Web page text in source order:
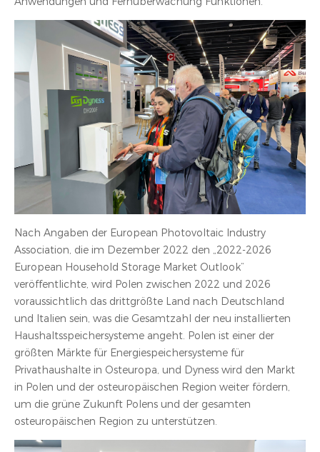
Nach Angaben der European Photovoltaic Industry
Association, die im Dezember 2022 den „2022-2026
European Household Storage Market Outlook“
veröffentlichte, wird Polen zwischen 2022 und 2026
voraussichtlich das drittgrößte Land nach Deutschland
und Italien sein, was die Gesamtzahl der neu installierten
Haushaltsspeichersysteme angeht. Polen ist einer der
größten Märkte für Energiespeichersysteme für
Privathaushalte in Osteuropa, und Dyness wird den Markt
in Polen und der osteuropäischen Region weiter fördern,
um die grüne Zukunft Polens und der gesamten
osteuropäischen Region zu unterstützen.